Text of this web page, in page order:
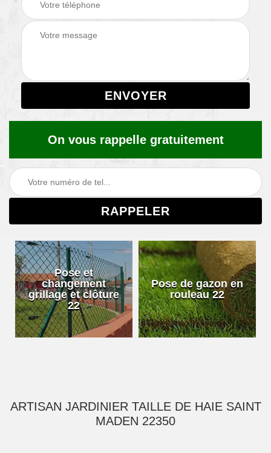
On vous rappelle gratuitement
Pose et
changement
grillage et clôture
22
Pose de gazon en
rouleau 22
ARTISAN JARDINIER TAILLE DE HAIE SAINT
MADEN 22350